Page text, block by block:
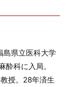
県立医科大学
科に入局。
授。28年済生